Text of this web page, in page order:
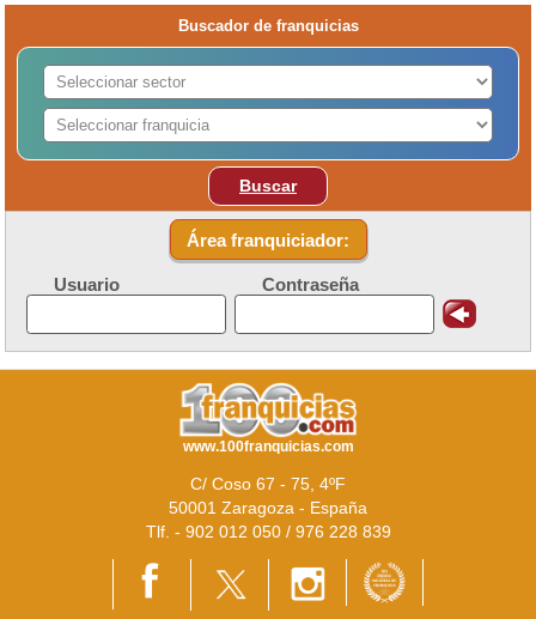
Buscador de franquicias
Buscar
Área franquiciador:
Usuario Contraseña
www.100franquicias.com
C/ Coso 67 - 75, 4ºF
50001 Zaragoza - España
Tlf. - 902 012 050 / 976 228 839